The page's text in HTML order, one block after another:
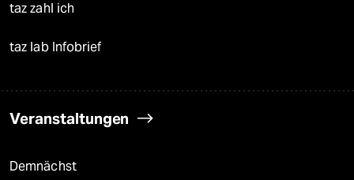
taz zahl ich
taz lab Infobrief
Veranstaltungen
Demnächst